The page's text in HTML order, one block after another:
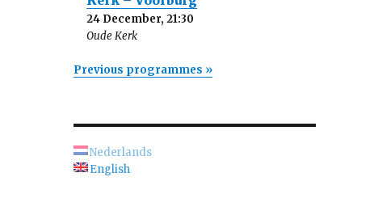
24 December, 21:30
Oude Kerk
Previous programmes »
Nederlands
English